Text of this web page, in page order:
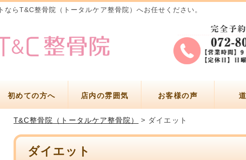
ならT&C整骨院（トータルケア整骨院）へお任せください。
初めての方へ 店内の雰囲気 お客様の声
T&C整骨院（トータルケア整骨院） > ダイエット
ダイエット